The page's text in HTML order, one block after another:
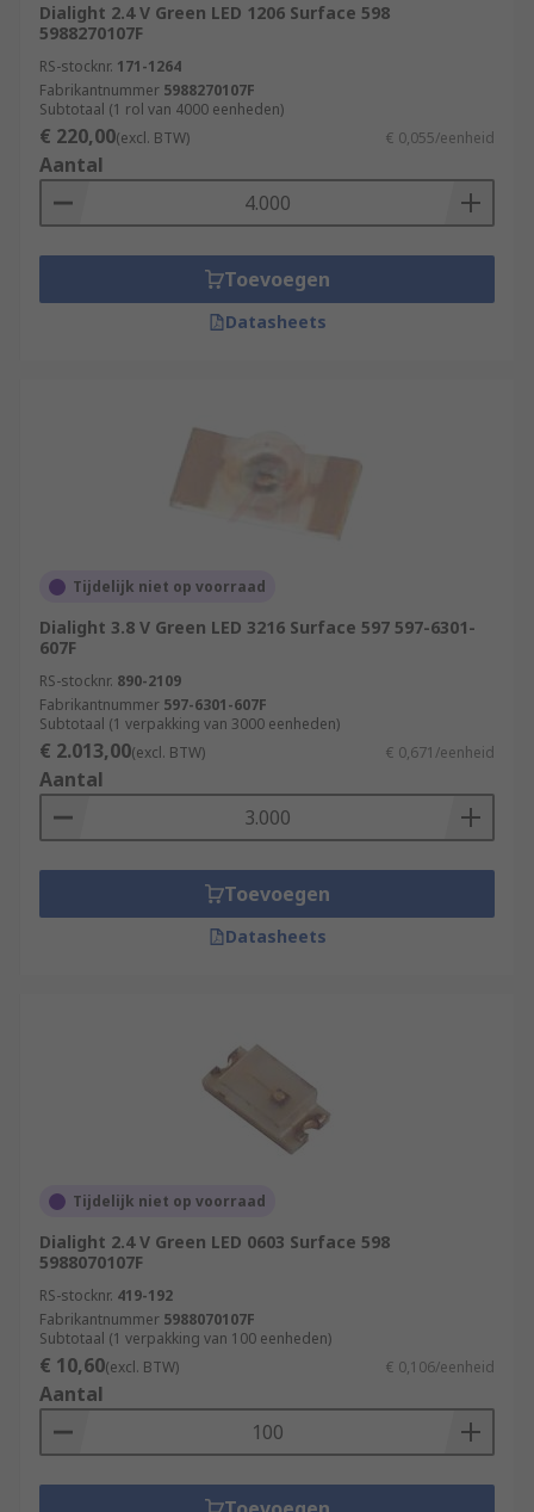
Dialight 2.4 V Green LED 1206 Surface 598
5988270107F
RS-stocknr. 171-1264
Fabrikantnummer 5988270107F
Subtotaal (1 rol van 4000 eenheden)
€ 220,00(excl. BTW) € 0,055/eenheid
Aantal
Toevoegen
Datasheets
Tijdelijk niet op voorraad
Dialight 3.8 V Green LED 3216 Surface 597 597-6301-
607F
RS-stocknr. 890-2109
Fabrikantnummer 597-6301-607F
Subtotaal (1 verpakking van 3000 eenheden)
€ 2.013,00(excl. BTW) € 0,671/eenheid
Aantal
Toevoegen
Datasheets
Tijdelijk niet op voorraad
Dialight 2.4 V Green LED 0603 Surface 598
5988070107F
RS-stocknr. 419-192
Fabrikantnummer 5988070107F
Subtotaal (1 verpakking van 100 eenheden)
€ 10,60(excl. BTW) € 0,106/eenheid
Aantal